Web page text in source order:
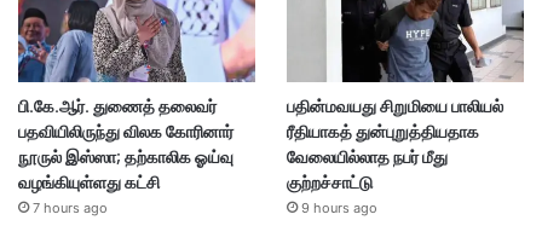
பி.கே.ஆர். துணைத் தலைவர்
பதவியிலிருந்து விலக கோரினார்
நூருல் இஸ்ஸா; தற்காலிக ஓய்வு
வழங்கியுள்ளது கட்சி
7 hours ago
பதின்மவயது சிறுமியை பாலியல்
ரீதியாகத் துன்புறுத்தியதாக
வேலையில்லாத நபர் மீது
குற்றச்சாட்டு
9 hours ago